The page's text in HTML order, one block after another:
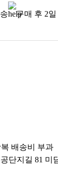
구매 후 2
배송비 부과
단지길 81 미